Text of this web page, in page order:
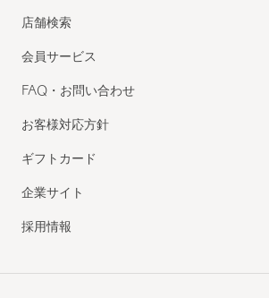
店舗検索
会員サービス
FAQ・お問い合わせ
お客様対応方針
ギフトカード
企業サイト
採用情報